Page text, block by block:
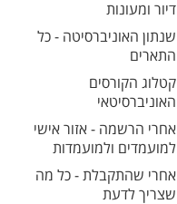
דיור ומעונות
שנתון האוניברסיטה - כל
התארים
קטלוג הקורסים
האוניברסיטאי
אחרי הרשמה - אזור אישי
למועמדים ולמועמדות
אחרי שהתקבלת - כל מה
שצריך לדעת